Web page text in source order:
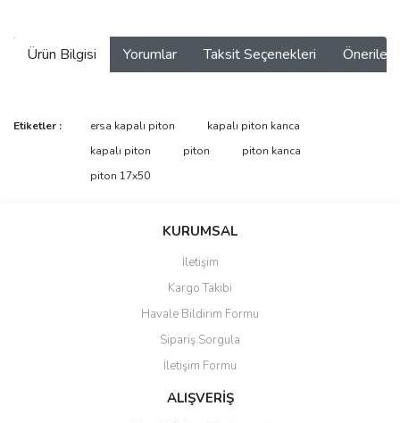
Ürün Bilgisi Yorumlar Taksit Seçenekleri
Bu ürüne ilk yorumu siz yapın!
Bu ürünün fiyat bilgisi, resim, ürün açıklamalarında ve diğer
tarafımıza iletebilirsiniz.
Görüş ve önerileriniz için teşekkür ederiz.
Ürün bilgilerinde hatalar bulunuyor.
Ürün fiyatı diğer sitelerden daha pahalı.
Bu ürüne benzer farklı alternatifler olmalı.
Etiketler : ersa kapalı piton
kapalı piton kanca
kapalı piton
piton
piton kanca
piton 17x50
KURUMSAL
İletişim
Kargo Takibi
Havale Bildirim Formu
Sipariş Sorgula
İletişim Formu
ALIŞVERİŞ